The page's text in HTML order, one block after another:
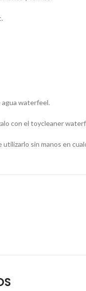
agua waterfeel.
con el toycleaner
sin manos en